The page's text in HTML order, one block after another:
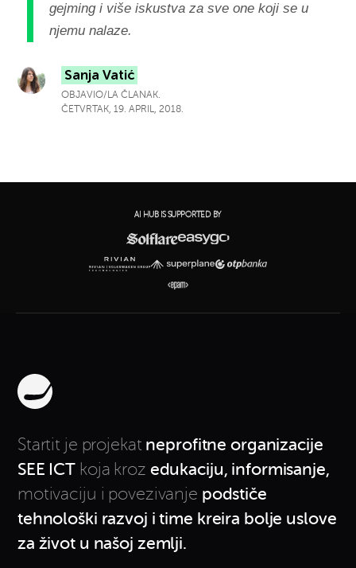
gejming i više iskustva za sve one koji se u
njemu nalaze.
Sanja Vatić
OBJAVIO/LA ČLANAK.
ČETVRTAK, 19. APRIL, 2018.
AI HUB IS SUPPORTED BY
Startit je projekat neprofitneorganizacije
SEE ICT koja kroz edukaciju, informisanje,
motivaciju i povezivanje podstiče
tehnološki razvoj i time kreira bolje uslove
za život u našoj zemlji.